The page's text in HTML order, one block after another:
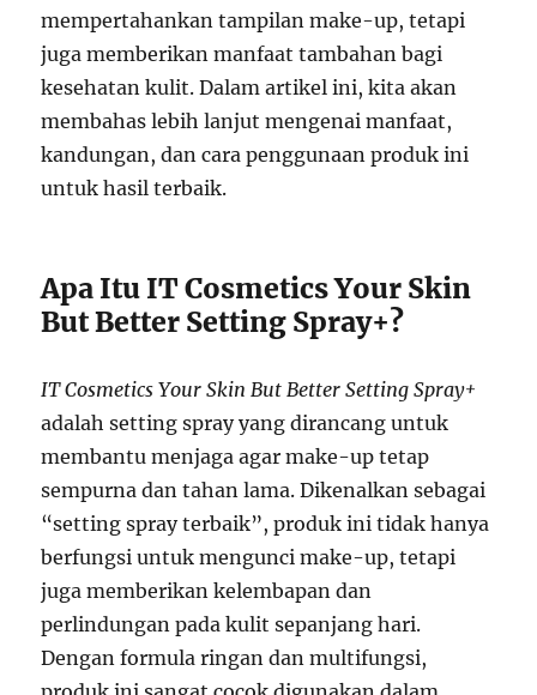
mempertahankan tampilan make-up, tetapi
juga memberikan manfaat tambahan bagi
kesehatan kulit. Dalam artikel ini, kita akan
membahas lebih lanjut mengenai manfaat,
kandungan, dan cara penggunaan produk ini
untuk hasil terbaik.
Apa Itu IT Cosmetics Your Skin
But Better Setting Spray+?
IT Cosmetics Your Skin But Better Setting Spray+
adalah setting spray yang dirancang untuk
membantu menjaga agar make-up tetap
sempurna dan tahan lama. Dikenalkan sebagai
“setting spray terbaik”, produk ini tidak hanya
berfungsi untuk mengunci make-up, tetapi
juga memberikan kelembapan dan
perlindungan pada kulit sepanjang hari.
Dengan formula ringan dan multifungsi,